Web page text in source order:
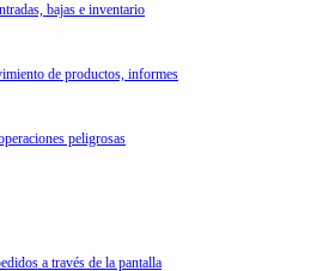
bajas e inventario
de productos, informes
peligrosas
a través de la pantalla